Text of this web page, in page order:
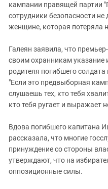
кампании правящей партии
сотрудники безопасности
женщине, которая потеряла
Галеян заявила, что
своим охранникам указание
родителя погибшего
"Если это предвыборная
слушаешь тех, кто тебя
кто тебя ругает и выражает
Вдова погибшего капитана
рассказала, что многие
принуждение со стороны
утверждают, что на
оппозиционные силы.